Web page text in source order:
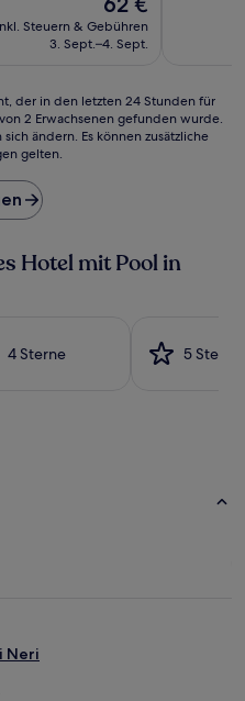
Preis
beträgt
Steuern & Gebühren
3. Sept.–4. Sept.
der in den letzten 24 Stunden für
2 Erwachsenen gefunden wurde.
ändern. Es können zusätzliche
gelten.
Hotel mit Pool in
4 Sterne 5 Sterne
Neri